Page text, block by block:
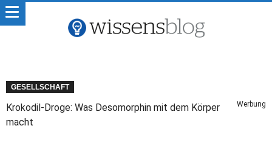
GESELLSCHAFT
Krokodil-Droge: Was Desomorphin mit dem Körper
macht
Werbung